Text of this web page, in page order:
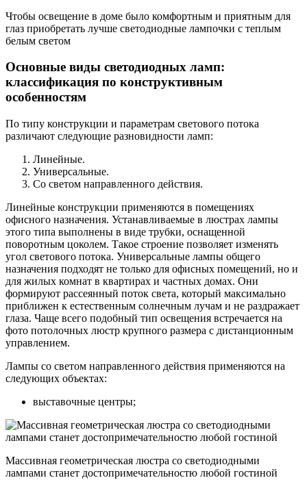
Чтобы освещение в доме было комфортным и приятным для
глаз приобретать лучше светодиодные лампочки с теплым
белым светом
Основные виды светодиодных ламп:
классификация по конструктивным
особенностям
По типу конструкции и параметрам светового потока
различают следующие разновидности ламп:
Линейные.
Универсальные.
Со светом направленного действия.
Линейные конструкции применяются в помещениях
офисного назначения. Устанавливаемые в люстрах лампы
этого типа выполнены в виде трубки, оснащенной
поворотным цоколем. Такое строение позволяет изменять
угол светового потока. Универсальные лампы общего
назначения подходят не только для офисных помещений, но и
для жилых комнат в квартирах и частных домах. Они
формируют рассеянный поток света, который максимально
приближен к естественным солнечным лучам и не раздражает
глаза. Чаще всего подобный тип освещения встречается на
фото потолочных люстр крупного размера с дистанционным
управлением.
Лампы со светом направленного действия применяются на
следующих объектах:
выставочные центры;
Массивная геометрическая люстра со светодиодными
лампами станет достопримечательностю любой гостиной